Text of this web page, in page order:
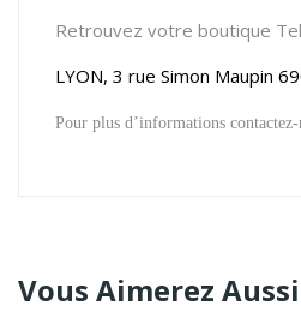
Retrouvez votre boutique
LYON, 3 rue Simon Maupin
Pour plus d’informations
Vous Aimerez Aussi